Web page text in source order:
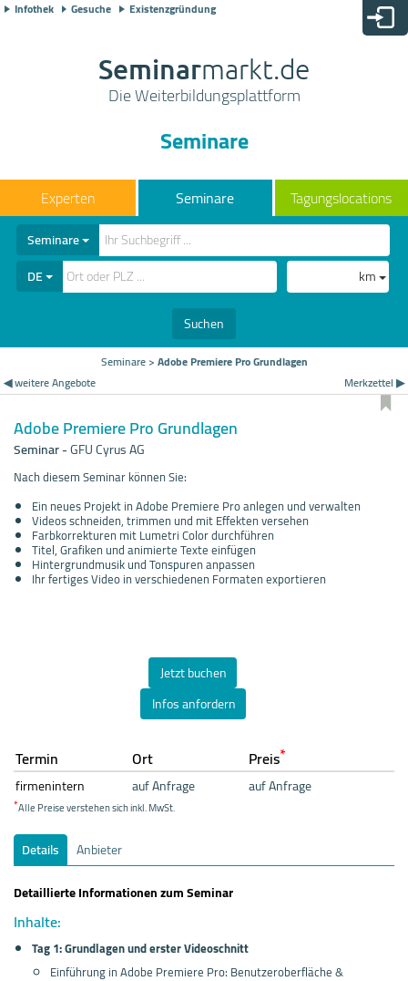
Infothek Gesuche Existenzgründung
Seminarmarkt.de
Die Weiterbildungsplattform
Seminare
Seminare Tagungslocations
Seminare
DE
km
Suchen
Seminare>Adobe Premiere Pro Grundlagen
◀ weitere Angebote
Merkzettel ▶
Adobe Premiere Pro Grundlagen
Seminar-GFU Cyrus AG
Nach diesem Seminar können Sie:
Ein neues Projekt in Adobe Premiere Pro anlegen und verwalten
Videos schneiden, trimmen und mit Effekten versehen
Farbkorrekturen mit Lumetri Color durchführen
Titel, Grafiken und animierte Texte einfügen
Hintergrundmusik und Tonspuren anpassen
Ihr fertiges Video in verschiedenen Formaten exportieren
Jetzt buchen
Infos anfordern
Termin Ort Preis*
firmenintern auf Anfrage auf Anfrage
*Alle Preise verstehen sich inkl. MwSt.
Details
Anbieter
Detaillierte Informationen zum Seminar
Inhalte:
Tag 1: Grundlagen und erster Videoschnitt
Einführung in Adobe Premiere Pro: Benutzeroberfläche &